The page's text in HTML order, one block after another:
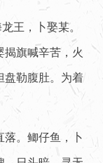
王，卜娶某。
揭旗喊辛苦，火
盘勒腹肚。为着
落。鲫仔鱼，卜